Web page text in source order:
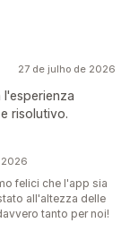
27 de julho de 2026
risolutivo.
2026
felici che l'app sia
all'altezza delle
tanto per noi!